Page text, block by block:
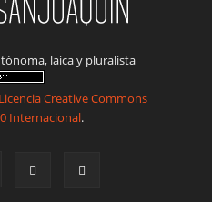
laica y pluralista
Licencia Creative Commons
Internacional.